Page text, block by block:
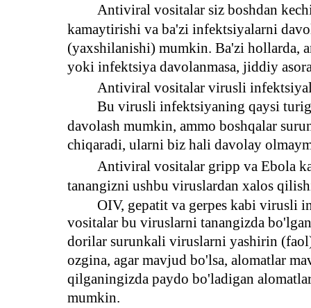
Antiviral vositalar siz boshdan
kamaytirishi va ba'zi infektsiyalarni
(yaxshilanishi) mumkin. Ba'zi hollarda,
yoki infektsiya davolanmasa, jiddiy
Antiviral vositalar virusli
Bu virusli infektsiyaning qaysi
davolash mumkin, ammo boshqalar
chiqaradi, ularni biz hali davolay
Antiviral vositalar gripp va Ebola
tanangizni ushbu viruslardan xalos
OIV, gepatit va gerpes kabi virusli
vositalar bu viruslarni tanangizda
dorilar surunkali viruslarni yashirin
ozgina, agar mavjud bo'lsa, alomatlar
qilganingizda paydo bo'ladigan
mumkin.